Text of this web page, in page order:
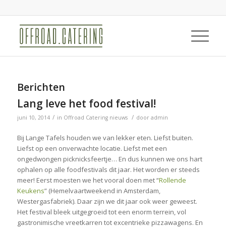
Berichten
Lang leve het food festival!
juni 10, 2014 / in Offroad Catering nieuws / door admin
Bij Lange Tafels houden we van lekker eten. Liefst buiten.
Liefst op een onverwachte locatie. Liefst met een
ongedwongen picknicksfeertje… En dus kunnen we ons hart
ophalen op alle foodfestivals dit jaar. Het worden er steeds
meer! Eerst moesten we het vooral doen met “Rollende
Keukens” (Hemelvaartweekend in Amsterdam,
Westergasfabriek). Daar zijn we dit jaar ook weer geweest.
Het festival bleek uitgegroeid tot een enorm terrein, vol
gastronimische vreetkarren tot excentrieke pizzawagens. En